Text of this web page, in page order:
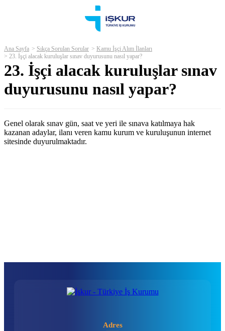
Ana Sayfa Sıkça Sorulan Sorular
Kamu İşçi Alım İlanları
23. İşçi alacak kuruluşlar sınav duyurusunu nasıl yapar?
23. İşçi alacak kuruluşlar sınav
duyurusunu nasıl yapar?
Genel olarak sınav gün, saat ve yeri ile sınava katılmaya hak
kazanan adaylar, ilanı veren kamu kurum ve kuruluşunun internet
sitesinde duyurulmaktadır.
Adres